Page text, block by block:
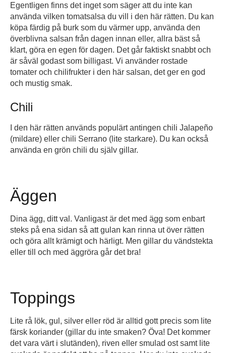
Egentligen finns det inget som säger att du inte kan
använda vilken tomatsalsa du vill i den här rätten. Du kan
köpa färdig på burk som du värmer upp, använda den
överblivna salsan från dagen innan eller, allra bäst så
klart, göra en egen för dagen. Det går faktiskt snabbt och
är såväl godast som billigast. Vi använder rostade
tomater och chilifrukter i den här salsan, det ger en god
och mustig smak.
Chili
I den här rätten används populärt antingen chili Jalapeño
(mildare) eller chili Serrano (lite starkare). Du kan också
använda en grön chili du själv gillar.
Äggen
Dina ägg, ditt val. Vanligast är det med ägg som enbart
steks på ena sidan så att gulan kan rinna ut över rätten
och göra allt krämigt och härligt. Men gillar du vändstekta
eller till och med äggröra går det bra!
Toppings
Lite rå lök, gul, silver eller röd är alltid gott precis som lite
färsk koriander (gillar du inte smaken? Öva! Det kommer
det vara värt i slutänden), riven eller smulad ost samt lite